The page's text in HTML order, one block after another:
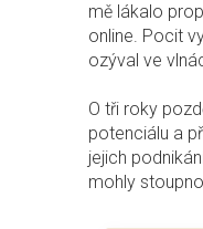
mě lákalo
online. Pocit
ozýval ve
O tři roky
potenciálu a
jejich
mohly